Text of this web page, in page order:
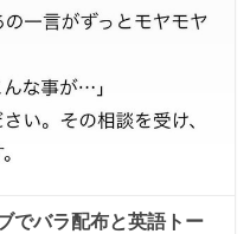
でバラ配布と英語トー